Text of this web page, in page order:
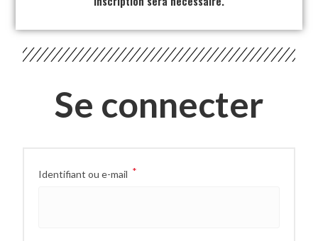
Se connecter
Identifiant ou e-mail *